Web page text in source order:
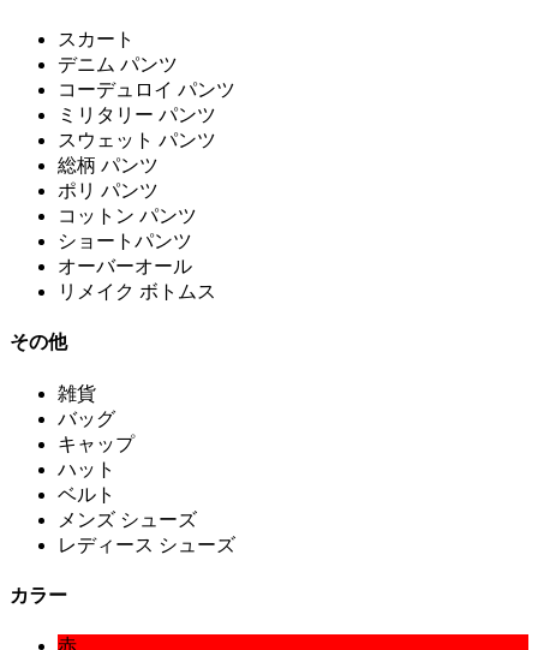
スカート
デニム パンツ
コーデュロイ パンツ
ミリタリー パンツ
スウェット パンツ
総柄 パンツ
ポリ パンツ
コットン パンツ
ショートパンツ
オーバーオール
リメイク ボトムス
その他
雑貨
バッグ
キャップ
ハット
ベルト
メンズ シューズ
レディース シューズ
カラー